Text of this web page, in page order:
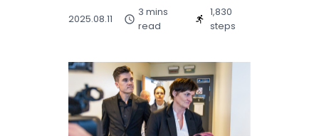
2025.08.11
3 mins
read
1,830
steps